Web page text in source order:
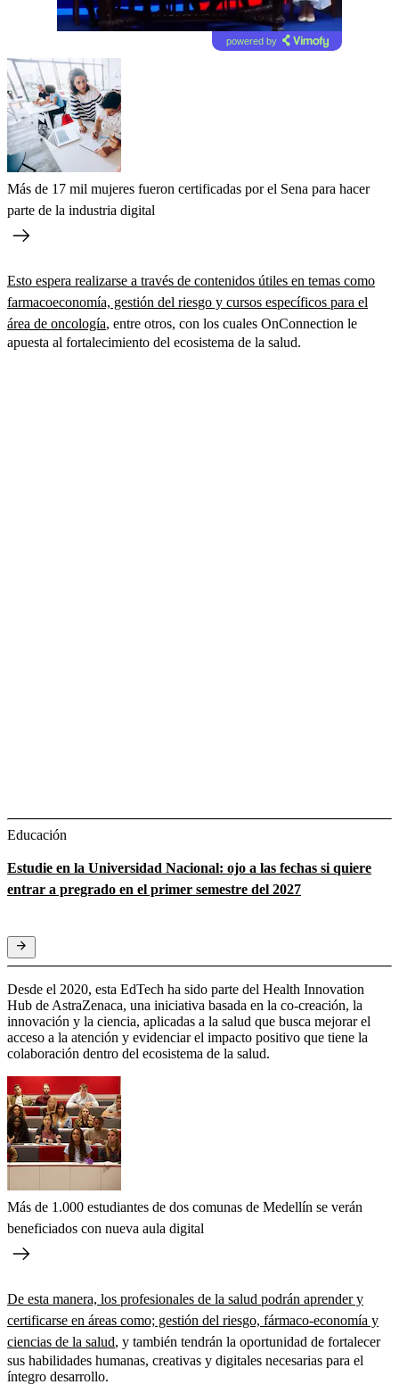
powered by
Más de 17 mil mujeres fueron certificadas por el Sena para hacer
parte de la industria digital
Esto espera realizarse a través de contenidos útiles en temas como
farmacoeconomía, gestión del riesgo y cursos específicos para el
área de oncología, entre otros, con los cuales OnConnection le
apuesta al fortalecimiento del ecosistema de la salud.
Educación
Estudie en la Universidad Nacional: ojo a las fechas si quiere
entrar a pregrado en el primer semestre del 2027
Desde el 2020, esta EdTech ha sido parte del Health Innovation
Hub de AstraZenaca, una iniciativa basada en la co-creación, la
innovación y la ciencia, aplicadas a la salud que busca mejorar el
acceso a la atención y evidenciar el impacto positivo que tiene la
colaboración dentro del ecosistema de la salud.
Más de 1.000 estudiantes de dos comunas de Medellín se verán
beneficiados con nueva aula digital
De esta manera, los profesionales de la salud podrán aprender y
certificarse en áreas como; gestión del riesgo, fármaco-economía y
ciencias de la salud, y también tendrán la oportunidad de fortalecer
sus habilidades humanas, creativas y digitales necesarias para el
íntegro desarrollo.